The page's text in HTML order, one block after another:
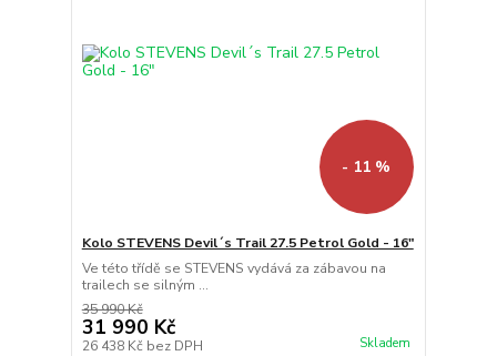
- 11 %
Kolo STEVENS Devil´s Trail 27.5 Petrol Gold - 16"
Ve této třídě se STEVENS vydává za zábavou na
trailech se silným ...
35 990 Kč
31 990 Kč
26 438 Kč bez DPH Skladem